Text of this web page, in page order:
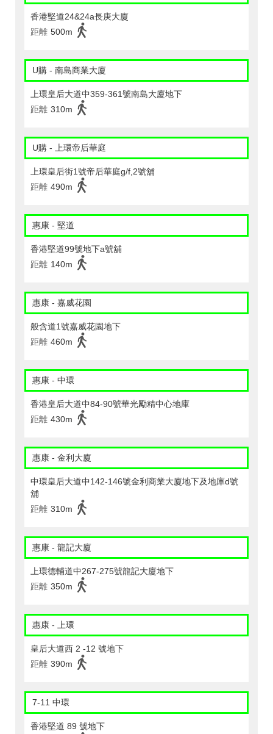
香港堅道24&24a長庚大廈
距離 500m
U購 - 南島商業大廈
上環皇后大道中359-361號南島大廈地下
距離 310m
U購 - 上環帝后華庭
上環皇后街1號帝后華庭g/f,2號舖
距離 490m
惠康 - 堅道
香港堅道99號地下a號舖
距離 140m
惠康 - 嘉威花園
般含道1號嘉威花園地下
距離 460m
惠康 - 中環
香港皇后大道中84-90號華光勵精中心地庫
距離 430m
惠康 - 金利大廈
中環皇后大道中142-146號金利商業大廈地下及地庫d號
舖
距離 310m
惠康 - 龍記大廈
上環德輔道中267-275號龍記大廈地下
距離 350m
惠康 - 上環
皇后大道西 2 -12 號地下
距離 390m
7-11 中環
香港堅道 89 號地下